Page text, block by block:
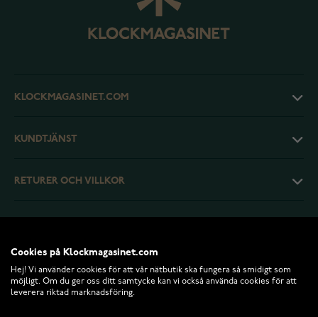
KLOCKMAGASINET.COM
KUNDTJÄNST
RETURER OCH VILLKOR
Cookies på Klockmagasinet.com
Hej! Vi använder cookies för att vår nätbutik ska fungera så smidigt som
möjligt. Om du ger oss ditt samtycke kan vi också använda cookies för att
leverera riktad marknadsföring.